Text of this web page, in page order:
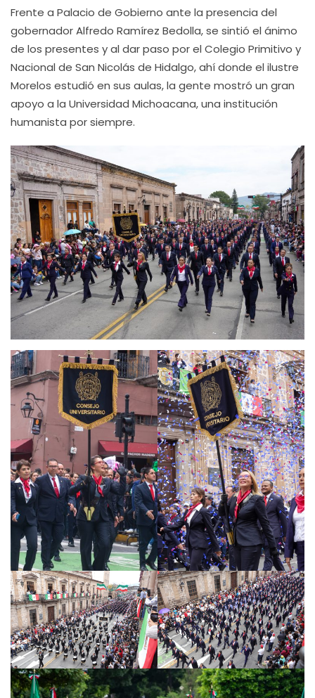
Frente a Palacio de Gobierno ante la presencia del
gobernador Alfredo Ramírez Bedolla, se sintió el ánimo
de los presentes y al dar paso por el Colegio Primitivo y
Nacional de San Nicolás de Hidalgo, ahí donde el ilustre
Morelos estudió en sus aulas, la gente mostró un gran
apoyo a la Universidad Michoacana, una institución
humanista por siempre.